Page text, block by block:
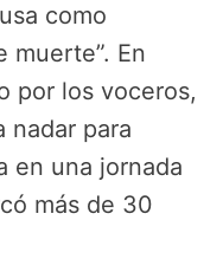
como
muerte”. En
por los voceros,
nadar para
en una jornada
más de 30